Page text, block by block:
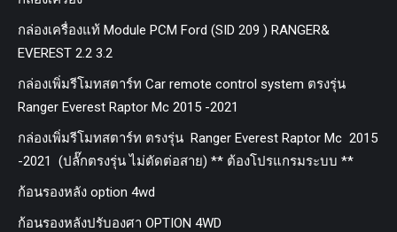
กล่องเครื่องแท้ Module PCM Ford (SID 209 ) RANGER&
EVEREST 2.2 3.2
กล่องเพิ่มรีโมทสตาร์ท Car remote control system ตรงรุ่น
Ranger Everest Raptor Mc 2015 -2021
กล่องเพิ่มรีโมทสตาร์ท ตรงรุ่น Ranger Everest Raptor Mc 2015
-2021 (ปลั๊กตรงรุ่น ไม่ตัดต่อสาย) ** ต้องโปรแกรมระบบ **
ก้อนรองหลัง option 4wd
ก้อนรองหลังปรับองศา OPTION 4WD